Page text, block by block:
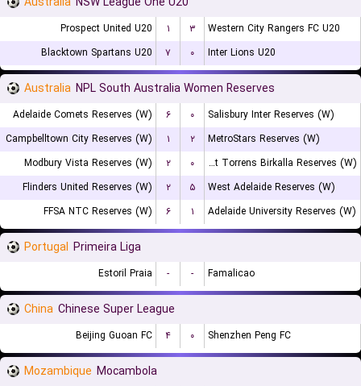
Prospect United U20 ۱ ۳
Western City Rangers FC U20
Blacktown Spartans U20
۷ ۰ Inter Lions U20
Australia NPL South Australia Women Reserves
Adelaide Comets Reserves (W) ۶ ۰
Salisbury Inter Reserves (W)
Campbelltown City Reserves (W)
۱ ۲
MetroStars Reserves (W)
Modbury Vista Reserves (W)
۲ ۰
West Torrens Birkalla Reserves (W)
Flinders United Reserves (W)
۲ ۵
West Adelaide Reserves (W)
FFSA NTC Reserves (W)
۶ ۱ Adelaide University Reserves (W)
Portugal Primeira Liga
Estoril Praia - - Famalicao
China Chinese Super League
Beijing Guoan FC ۴ ۰ Shenzhen Peng FC
Mozambique Mocambola